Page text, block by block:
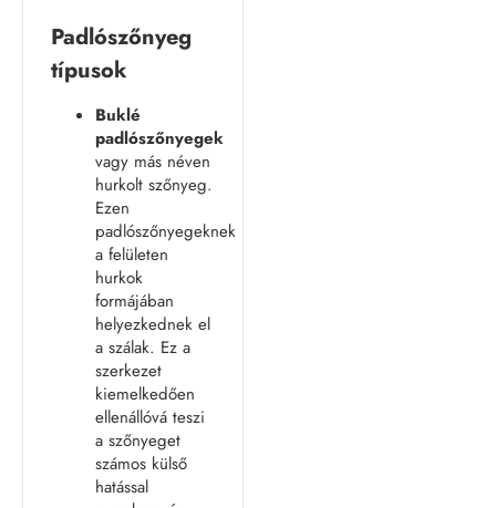
Padlószőnyeg
típusok
Buklé
padlószőnyegek
vagy más néven
hurkolt szőnyeg.
Ezen
padlószőnyegeknek
a felületen
hurkok
formájában
helyezkednek el
a szálak. Ez a
szerkezet
kiemelkedően
ellenállóvá teszi
a szőnyeget
számos külső
hatással